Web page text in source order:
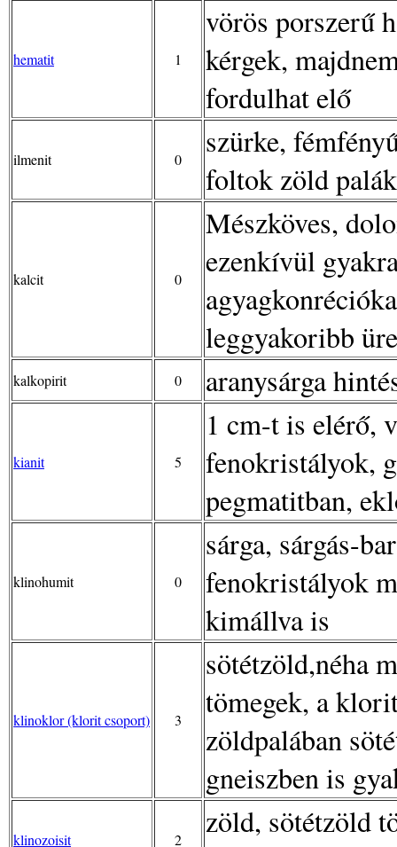
hematit 1
vörös porszerű
kérgek,
fordulhat elő
ilmenit 0
szürke,
foltok zöld
kalcit 0
Mészköves,
ezenkívül
leggyakoribb
kalkopirit 0 aranysárga
kianit 5
1 cm-t is elérő,
fenokristályok,
pegmatitban,
klinohumit 0
sárga, sárgás-
fenokristályok
kimállva is
klinoklor (klorit csoport) 3
sötétzöld,néha
tömegek, a
zöldpalában
gneiszben is
klinozoisit 2
zöld, sötétzöld